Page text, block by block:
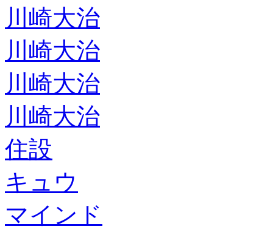
川崎大治
川崎大治
川崎大治
川崎大治
住設
キュウ
マインド